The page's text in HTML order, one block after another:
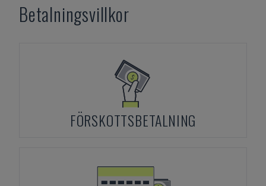
Betalningsvillkor
FÖRSKOTTSBETALNING